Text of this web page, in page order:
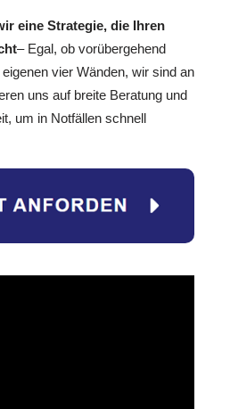
eine Strategie, die Ihren
– Egal, ob vorübergehend
vier Wänden, wir sind an
uns auf breite Beratung und
um in Notfällen schnell